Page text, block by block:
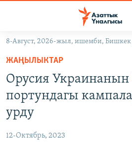
Навигацияга
өтүңүз
Издөөгө
салыңызКЫРГЫЗСТАН
МАДАНИЯТ
ДҮЙНӨ
УКРАИНА
ТВ ПРОГРАММАЛАР
8-Август, 2026-жыл, ишемби, Бишкек
ЖАҢЫЛЫКТАР
Орусия
портундагы
урду
12-Октябрь, 2023